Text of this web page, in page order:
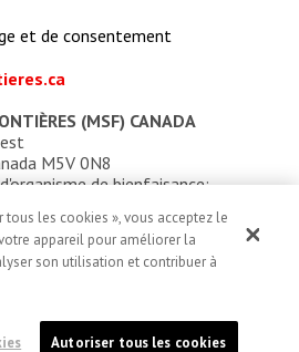
et de consentement
(MSF) CANADA
M5V 0N8
de bienfaisance:
tous les cookies », vous acceptez le
appareil pour améliorer la
son utilisation et contribuer à
Autoriser tous les cookies